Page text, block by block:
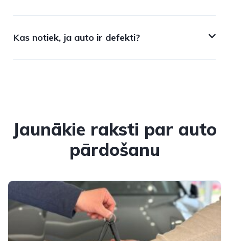
Kas notiek, ja auto ir defekti?
Jaunākie raksti par auto
pārdošanu